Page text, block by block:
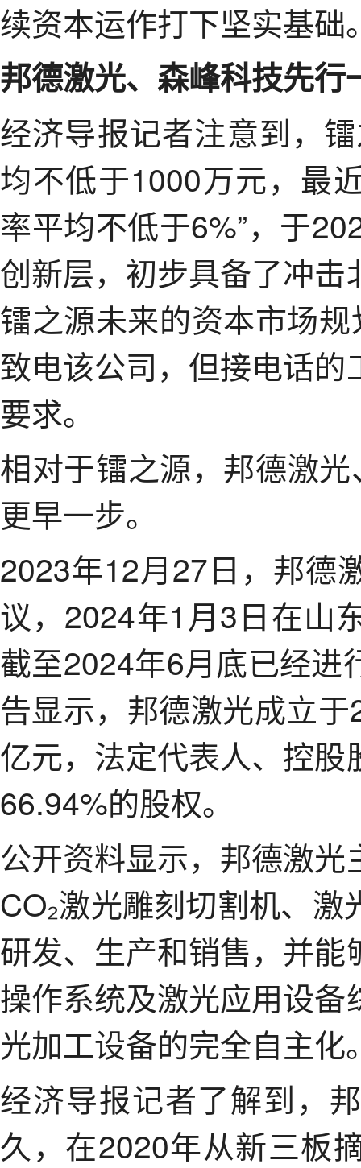
续资本运作打下坚实基础
邦德激光、森峰科技先行
经济导报记者注意到，
均不低于1000万元，最
率平均不低于6%”，于
创新层，初步具备了冲
镭之源未来的资本市场
致电该公司，但接电话
要求。
相对于镭之源，邦德激
更早一步。
2023年12月27日，邦德
议，2024年1月3日在山
截至2024年6月底已经进
告显示，邦德激光成立
亿元，法定代表人、控
66.94%的股权。
公开资料显示，邦德激
CO₂激光雕刻切割机、
研发、生产和销售，并
操作系统及激光应用设
光加工设备的完全自主化
经济导报记者了解到，
久，在2020年从新三板